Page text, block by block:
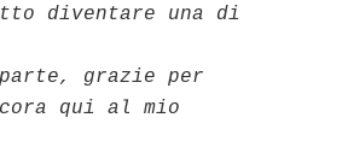
diventare una di
grazie per
qui al mio